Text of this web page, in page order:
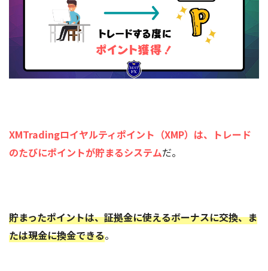
XMTradingロイヤルティポイント（XMP）は、トレード
のたびにポイントが貯まるシステムだ。
貯まったポイントは、証拠金に使えるボーナスに交換、ま
たは現金に換金できる。